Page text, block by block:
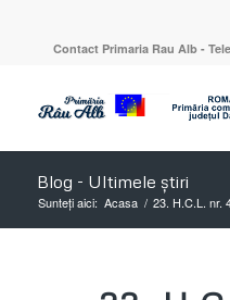
Contact Primaria Rau Alb -
Blog - Ultimele știri
Sunteți aici: Acasa / 23. H.C.L. nr.